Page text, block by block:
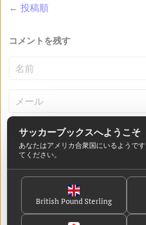
← 投稿順
コメントを残す
名
サッカーブックスへようこそ
あなたはアメリカ合衆国にいるようです
てください。
British Pound Sterling